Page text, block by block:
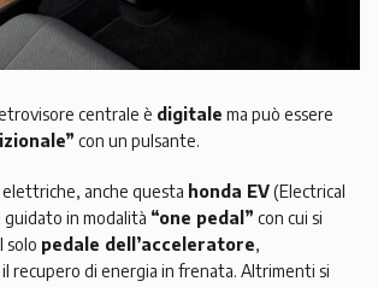
centrale è digitale ma può essere
con un pulsante.
anche questa honda EV(Electrical
guidato in modalità “one pedal” con cui si
solo pedale dell’acceleratore,
il recupero di energia in frenata. Altrimenti si